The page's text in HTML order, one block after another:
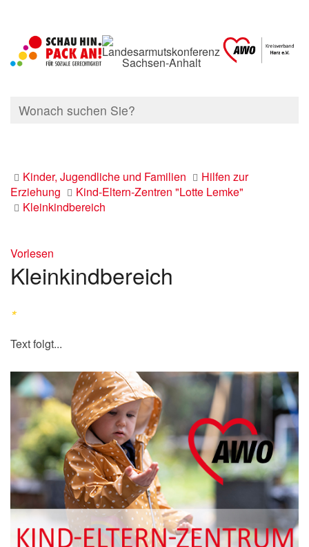
Kinder, Jugendliche und Familien
Hilfen zur
Erziehung
Kind-Eltern-Zentren "Lotte Lemke"
Kleinkindbereich
Vorlesen
Kleinkindbereich
*
Text folgt...